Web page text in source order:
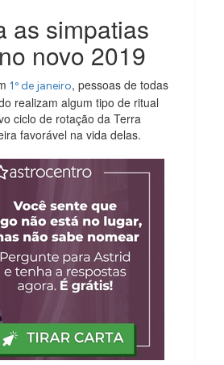
as simpatias
novo 2019
1º de janeiro, pessoas de todas
realizam algum tipo de ritual
ciclo de rotação da Terra
favorável na vida delas.